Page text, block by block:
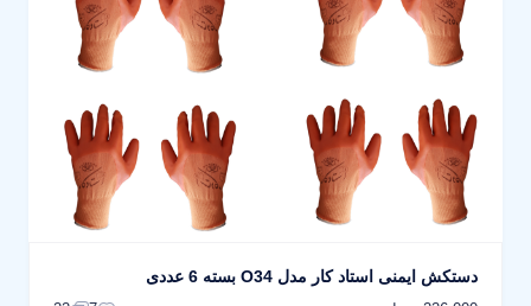
دستکش ایمنی استاد کار مدل O34 بسته 6 عددی